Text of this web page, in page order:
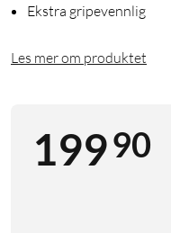
Ekstra gripevennlig
Les mer om produktet
19990